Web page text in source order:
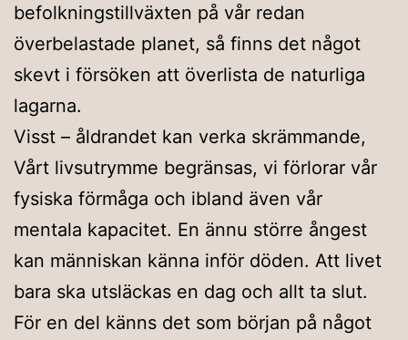
befolkningstillväxten på vår redan
överbelastade planet, så finns det något
skevt i försöken att överlista de naturliga
lagarna.
Visst – åldrandet kan verka skrämmande,
Vårt livsutrymme begränsas, vi förlorar vår
fysiska förmåga och ibland även vår
mentala kapacitet. En ännu större ångest
kan människan känna inför döden. Att livet
bara ska utsläckas en dag och allt ta slut.
För en del känns det som början på något